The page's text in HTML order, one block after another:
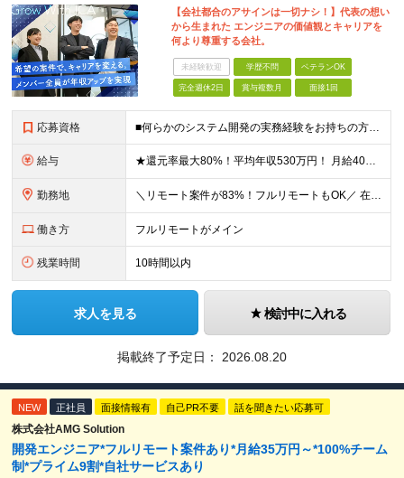
【会社都合のアサインは一切ナシ！】代表の想い
から生まれた エンジニアの価値観とキャリアを
何より尊重する会社。
未経験歓迎 学歴不問 ベテランOK
完全週休2日 賞与複数月 面接1回
応募資格 ■何らかのシステム開発の実務経験をお持ちの方(3年以上) ■学歴不問 ≪こんな方にピッタリ≫ □ スキルや経験に見合う正当な収入を得たい □ PGからSEへのステップアップなど上流工程に挑戦したい
給与 ★還元率最大80%！平均年収530万円！ 月給40万円～60万円＋業績賞与 想定年収：年収500万円～800万円 ※スキルや経験、担当案件により変動します。 ◎スキルや経験を考慮し、優遇します
勤務地 ＼リモート案件が83%！フルリモートもOK／ 在宅勤務、または東京、神奈川、埼玉、千葉のプロジェクト先 ★リモート率83%！フルリモート案件も多数！ ★転居を伴う転勤はありません ■本社 東京都港区
働き方 フルリモートがメイン
残業時間 10時間以内
求人を見る 検討中に入れる
掲載終了予定日： 2026.08.20
NEW 正社員 面接情報有 自己PR不要 話を聞きたい応募可
株式会社AMG Solution
開発エンジニア*フルリモート案件あり*月給35万円～*100%チーム
制*プライム9割*自社サービスあり